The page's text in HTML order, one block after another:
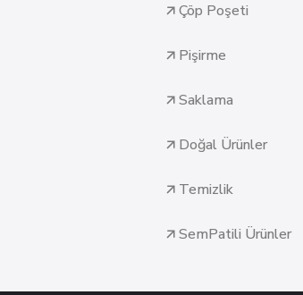
Çöp Poşeti
Pişirme
Saklama
Doğal Ürünler
Temizlik
SemPatili Ürünler